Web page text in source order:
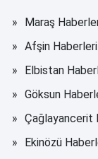
Maraş
Afşin Haberleri
Elbistan
Göksun
Çağlayancerit
Ekinözü